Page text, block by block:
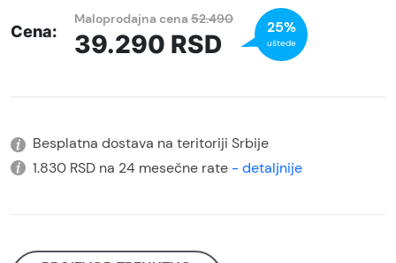
Cena:
Maloprodajna cena52.490
39.290 RSD
25%
uštede
Besplatna dostava na teritoriji Srbije
1.830 RSD na 24 mesečne rate - detaljnije